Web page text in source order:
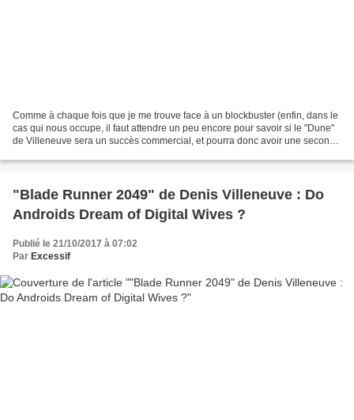
Comme à chaque fois que je me trouve face à un blockbuster (enfin, dans le
cas qui nous occupe, il faut attendre un peu encore pour savoir si le "Dune"
de Villeneuve sera un succès commercial, et pourra donc avoir une seconde
"Blade Runner 2049" de Denis Villeneuve : Do
Androids Dream of Digital Wives ?
Publié le 21/10/2017 à 07:02
Par Excessif